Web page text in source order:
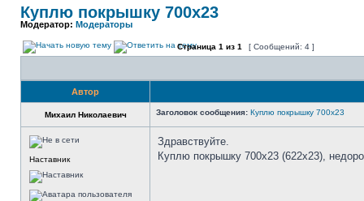
Куплю покрышку 700х23
Модератор: Модераторы
Страница 1 из 1 [ Сообщений: 4 ]
Автор
Михаил Николаевич Заголовок сообщения: Куплю покрышку 700х23
Наставник
Здравствуйте.
Куплю покрышку 700х23 (622х23),